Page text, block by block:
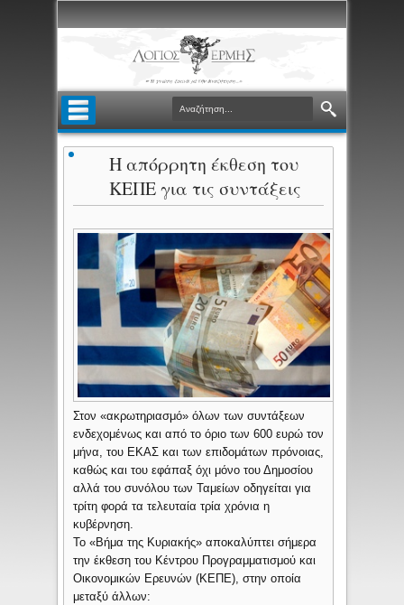
Η απόρρητη έκθεση του
ΚΕΠΕ για τις συντάξεις
Στον «ακρωτηριασμό» όλων των συντάξεων
ενδεχομένως και από το όριο των 600 ευρώ τον
μήνα, του ΕΚΑΣ και των επιδομάτων πρόνοιας,
καθώς και του εφάπαξ όχι μόνο του Δημοσίου
αλλά του συνόλου των Ταμείων οδηγείται για
τρίτη φορά τα τελευταία τρία χρόνια η
κυβέρνηση.
Το «Βήμα της Κυριακής» αποκαλύπτει σήμερα
την έκθεση του Κέντρου Προγραμματισμού και
Οικονομικών Ερευνών (ΚΕΠΕ), στην οποία
μεταξύ άλλων: